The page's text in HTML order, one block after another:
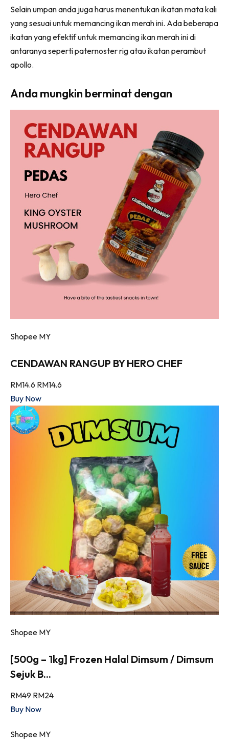
Selain umpan anda juga harus menentukan ikatan mata kali
yang sesuai untuk memancing ikan merah ini. Ada beberapa
ikatan yang efektif untuk memancing ikan merah ini di
antaranya seperti paternoster rig atau ikatan perambut
apollo.
Anda mungkin berminat dengan
Shopee MY
CENDAWAN RANGUP BY HERO CHEF
RM14.6 RM14.6
Buy Now
Shopee MY
[500g – 1kg] Frozen Halal Dimsum / Dimsum
Sejuk B...
RM49 RM24
Buy Now
Shopee MY